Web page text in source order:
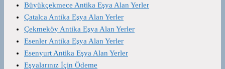
Büyükçekmece Antika Eşya Alan Yerler
Çatalca Antika Eşya Alan Yerler
Çekmeköy Antika Eşya Alan Yerler
Esenler Antika Eşya Alan Yerler
Esenyurt Antika Eşya Alan Yerler
Eşyalarınız İçin Ödeme